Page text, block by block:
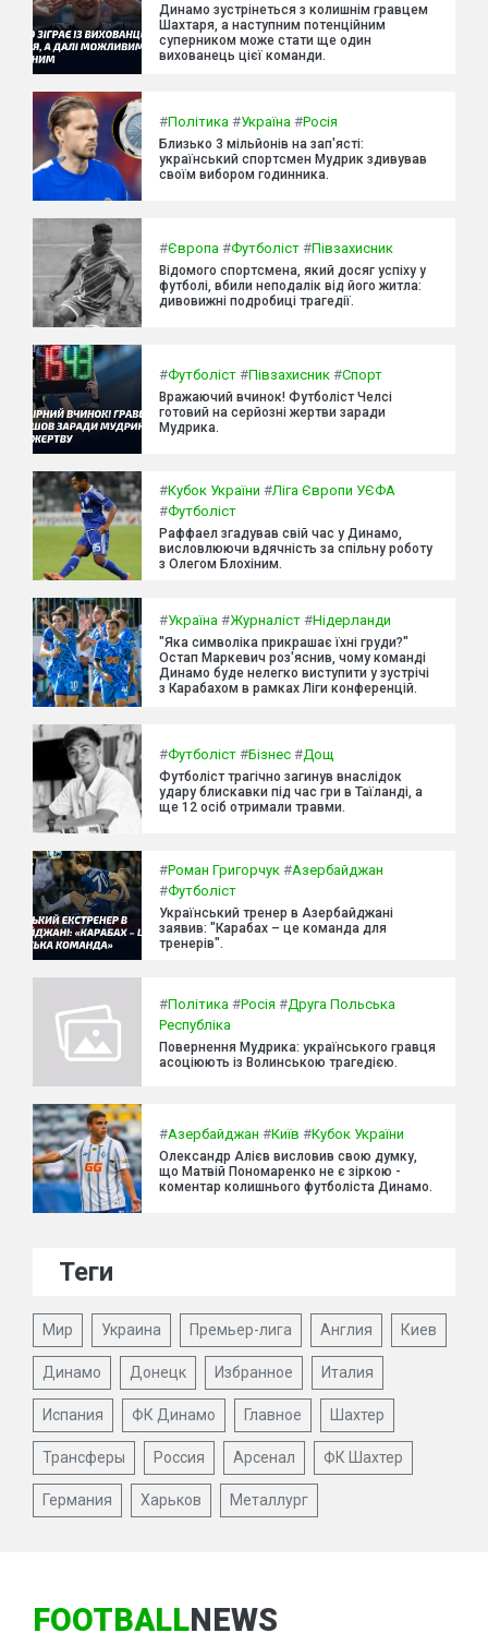
Динамо зустрінеться з колишнім гравцем
Шахтаря, а наступним потенційним
суперником може стати ще один
вихованець цієї команди.
#Політика #Україна #Росія
Близько 3 мільйонів на зап'ясті:
український спортсмен Мудрик здивував
своїм вибором годинника.
#Європа #Футболіст #Півзахисник
Відомого спортсмена, який досяг успіху у
футболі, вбили неподалік від його житла:
дивовижні подробиці трагедії.
#Футболіст #Півзахисник #Спорт
Вражаючий вчинок! Футболіст Челсі
готовий на серйозні жертви заради
Мудрика.
#Кубок України #Ліга Європи УЄФА
#Футболіст
Раффаел згадував свій час у Динамо,
висловлюючи вдячність за спільну роботу
з Олегом Блохіним.
#Україна #Журналіст #Нідерланди
"Яка символіка прикрашає їхні груди?"
Остап Маркевич роз'яснив, чому команді
Динамо буде нелегко виступити у зустрічі
з Карабахом в рамках Ліги конференцій.
#Футболіст #Бізнес #Дощ
Футболіст трагічно загинув внаслідок
удару блискавки під час гри в Таїланді, а
ще 12 осіб отримали травми.
#Роман Григорчук #Азербайджан
#Футболіст
Український тренер в Азербайджані
заявив: "Карабах – це команда для
тренерів".
#Політика #Росія #Друга Польська
Республіка
Повернення Мудрика: українського гравця
асоціюють із Волинською трагедією.
#Азербайджан #Київ #Кубок України
Олександр Алієв висловив свою думку,
що Матвій Пономаренко не є зіркою -
коментар колишнього футболіста Динамо.
Теги
Мир Украина Премьер-лига Англия Киев
Динамо Донецк Избранное Италия
Испания ФК Динамо Главное Шахтер
Трансферы Россия Арсенал ФК Шахтер
Германия Харьков Металлург
FOOTBALLNEWS